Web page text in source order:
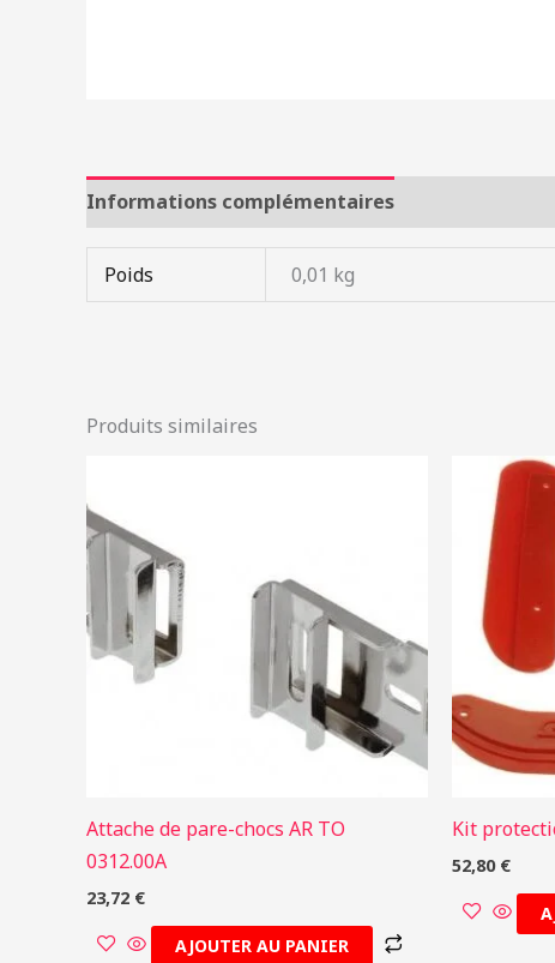
Informations complémentaires
Poids 0,01 kg
Produits similaires
Attache de pare-chocs AR TO
0312.00A
23,72 €
AJOUTER AU PANIER
Kit
52,80 €